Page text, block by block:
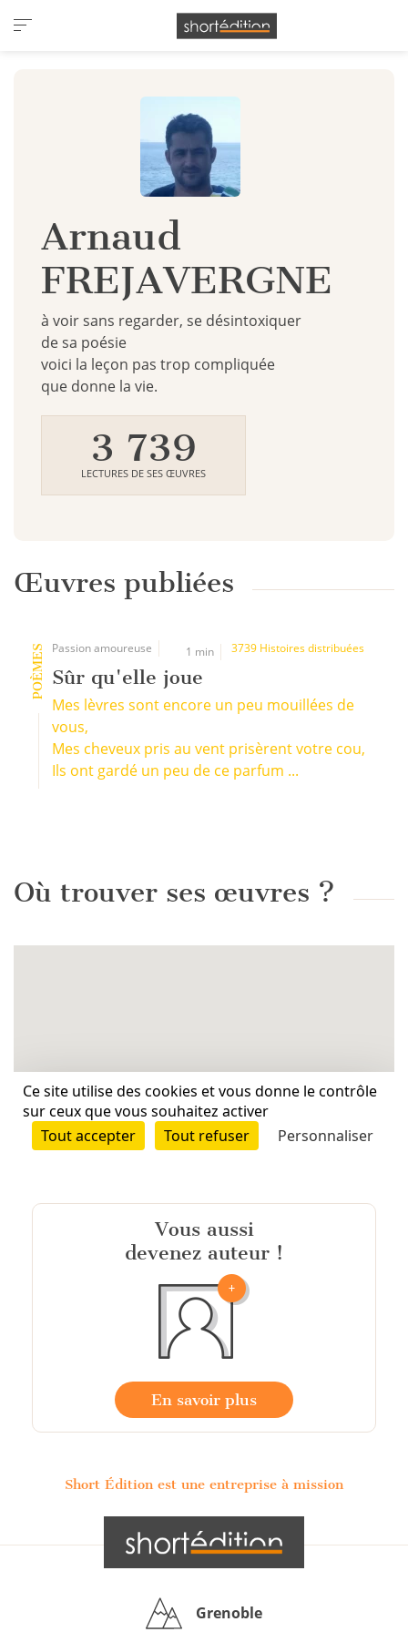
Panneau de gestion des cookies
Arnaud
FREJAVERGNE
à voir sans regarder, se désintoxiquer
de sa poésie
voici la leçon pas trop compliquée
que donne la vie.
3 739
LECTURES DE SES ŒUVRES
Œuvres publiées
POÈMES Passion amoureuse 1 min 3739 Histoires distribuées
Sûr qu'elle joue
Mes lèvres sont encore un peu mouillées de
vous,
Mes cheveux pris au vent prisèrent votre cou,
Ils ont gardé un peu de ce parfum ...
Où trouver ses œuvres ?
Vous aussi
devenez auteur !
En savoir plus
Short Édition est une entreprise à mission
Grenoble